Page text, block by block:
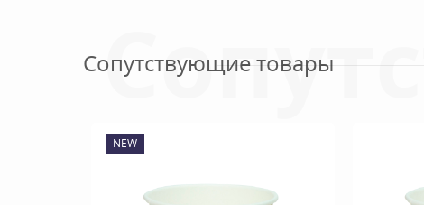
Сопутствующие товары
NEW